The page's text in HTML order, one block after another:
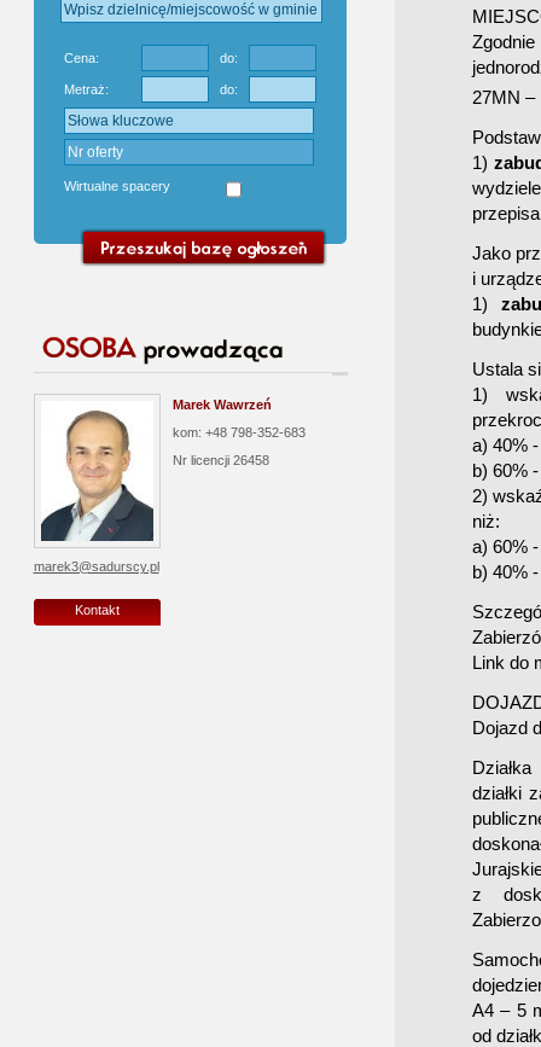
Cena: do:
Metraż: do:
Wirtualne spacery
Marek Wawrzeń
kom: +48 798-352-683
Nr licencji 26458
marek3@sadurscy.pl
Kontakt
27MN –
1)
Jako
i
1)
Ustala
1)
a) 40%
b) 60%
2)
niż:
a) 60%
b) 40%
Link do
Dojazd
działki
z
A4 – 5
od